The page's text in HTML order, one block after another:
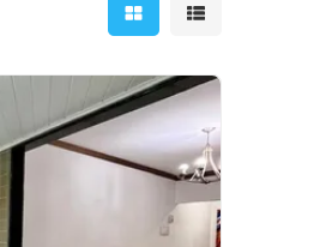
Mostrar resultados em
Mostrar